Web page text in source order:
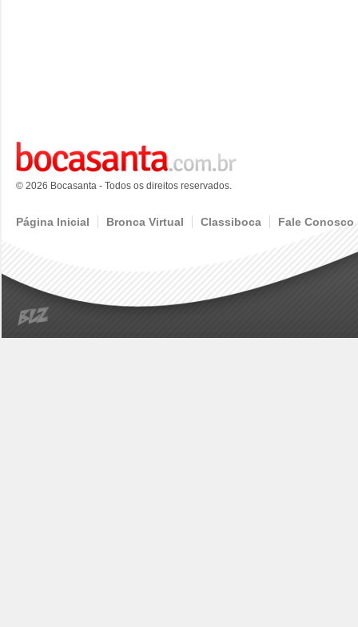
© 2026 Bocasanta - Todos os direitos reservados.
Página Inicial Bronca Virtual Classiboca Fale Conosco